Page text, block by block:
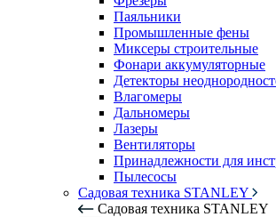
Паяльники
Промышленные фены
Миксеры строительные
Фонари аккумуляторные
Детекторы
Влагомеры
Дальномеры
Лазеры
Вентиляторы
Принадлежности для
Пылесосы
Садовая техника STANLEY
Садовая техника STANLEY